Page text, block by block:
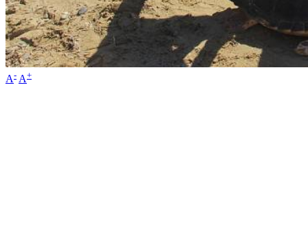
A- A+